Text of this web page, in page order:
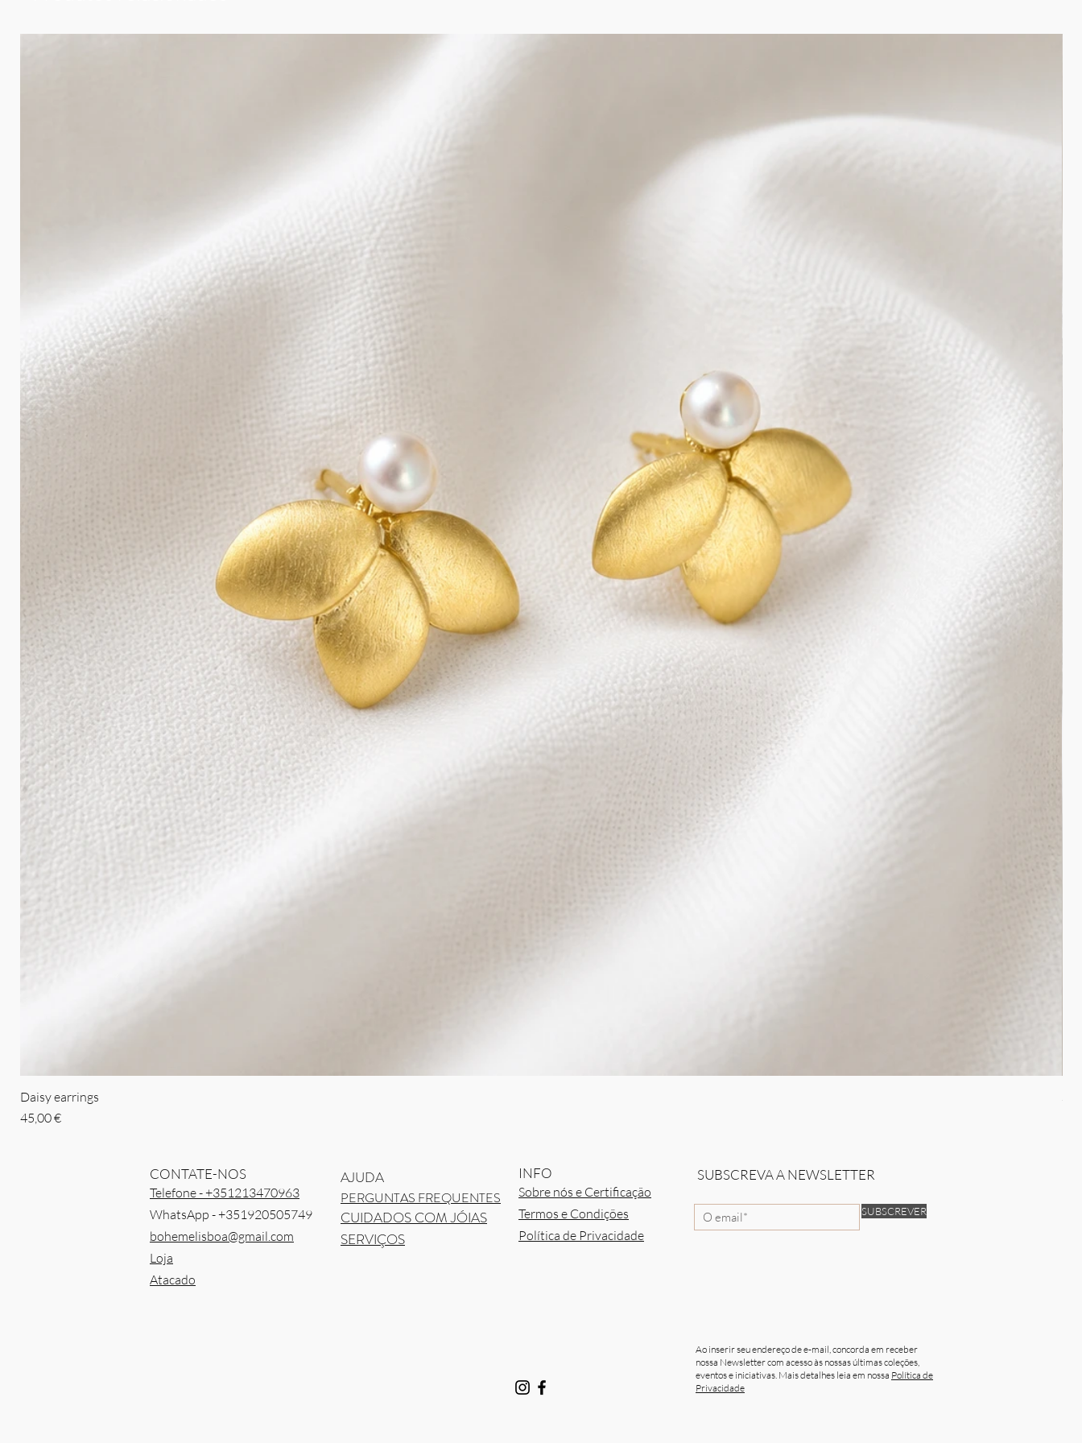
Daisy earrings
Preço
45,00 €
CONTATE-NOS
Telefone - +351213470963
WhatsApp - +351920505749
bohemelisboa@gmail.com
Loja
Atacado
AJUDA
PERGUNTAS FREQUENTES
CUIDADOS COM JÓIAS
SERVIÇOS
INFO
Sobre nós e Certificação
Termos e Condições
Política de Privacidade
SUBSCREVA A NEWSLETTER
SUBSCREVER
Ao inserir seu endereço de e-mail, concorda em receber
nossa Newsletter com acesso às nossas últimas coleções,
eventos e iniciativas. Mais detalhes leia em nossa Política de
Privacidade